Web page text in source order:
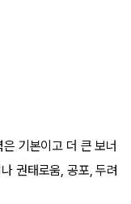
기본이고 더 큰 보너
권태로움, 공포, 두려